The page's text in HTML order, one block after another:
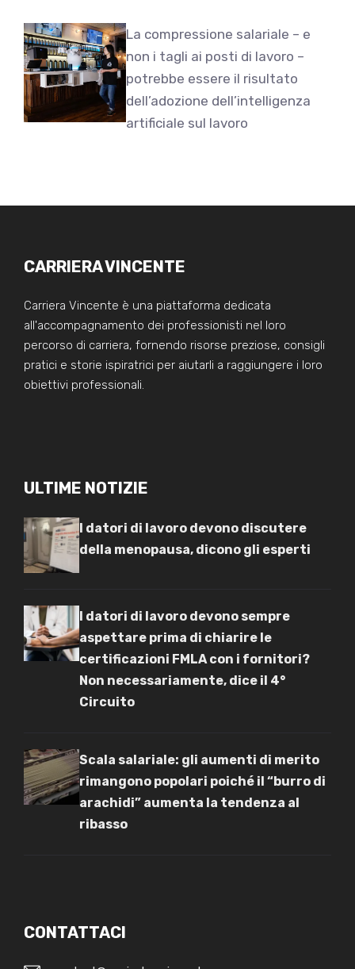
La compressione salariale – e
non i tagli ai posti di lavoro –
potrebbe essere il risultato
dell’adozione dell’intelligenza
artificiale sul lavoro
CARRIERA VINCENTE
Carriera Vincente è una piattaforma dedicata
all'accompagnamento dei professionisti nel loro
percorso di carriera, fornendo risorse preziose, consigli
pratici e storie ispiratrici per aiutarli a raggiungere i loro
obiettivi professionali.
ULTIME NOTIZIE
I datori di lavoro devono discutere
della menopausa, dicono gli esperti
I datori di lavoro devono sempre
aspettare prima di chiarire le
certificazioni FMLA con i fornitori?
Non necessariamente, dice il 4°
Circuito
Scala salariale: gli aumenti di merito
rimangono popolari poiché il “burro di
arachidi” aumenta la tendenza al
ribasso
CONTATTACI